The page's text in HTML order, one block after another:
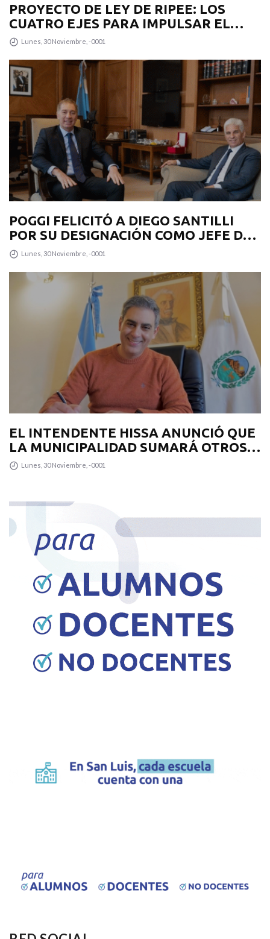
PROYECTO DE LEY DE RIPEE: LOS
CUATRO EJES PARA IMPULSAR EL
DESARROLLO PRODUCTIVO EN LA
Lunes, 30 Noviembre, -0001
POGGI FELICITÓ A DIEGO SANTILLI
POR SU DESIGNACIÓN COMO JEFE DE
GABINETE
Lunes, 30 Noviembre, -0001
EL INTENDENTE HISSA ANUNCIÓ QUE
LA MUNICIPALIDAD SUMARÁ OTROS
12 COLECTIVOS 0KM PARA
Lunes, 30 Noviembre, -0001